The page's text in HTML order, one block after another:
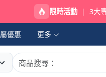
限時活動 | 3大
優惠 更多